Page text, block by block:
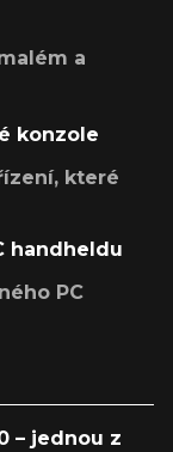
a
konzole
které
handheldu
PC
– jednou z